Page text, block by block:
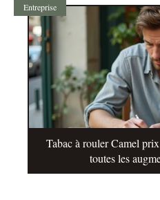
Entreprise
Tabac à rouler Camel
toutes les